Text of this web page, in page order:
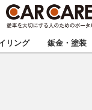
★カーケアプラス
リング 鈑金・塗装